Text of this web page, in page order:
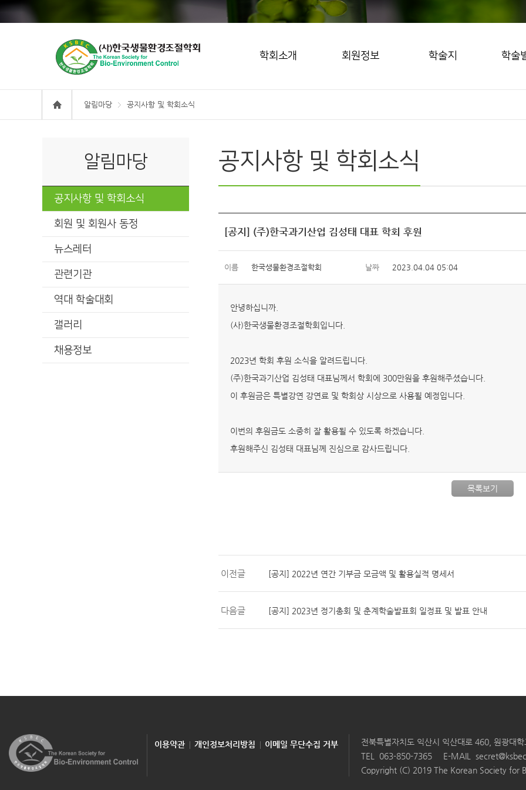
학회소개 회원정보 학술지 학술
알림마당 공지사항 및 학회소식
알림마당
공지사항 및 학회소식
회원 및 회원사 동정
뉴스레터
관련기관
역대 학술대회
갤러리
채용정보
공지사항 및 학회소식
[공지] (주)한국과기산업 김성태 대표 학회 후원
이름 한국생물환경조절학회 날짜 2023.04.04 05:04
안녕하십니까.
(사)한국생물환경조절학회입니다.
2023년 학회 후원 소식을 알려드립니다.
(주)한국과기산업 김성태 대표님께서 학회에 300만원을 후원해주셨습니다.
이 후원금은 특별강연 강연료 및 학회상 시상으로 사용될 예정입니다.
이번의 후원금도 소중히 잘 활용될 수 있도록 하겠습니다.
후원해주신 김성태 대표님께 진심으로 감사드립니다.
목록보기
이전글 [공지] 2022년 연간 기부금 모금액 및 활용실적 명세서
다음글 [공지] 2023년 정기총회 및 춘계학술발표회 일정표 및 발표 안내
이용약관 개인정보처리방침 이메일 무단수집 거부
전북특별자치도 익산시 익산대로 460, 원광대
TEL 063-850-7365 E-MAIL
Copyright (C) 2019 The Korean Society for